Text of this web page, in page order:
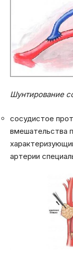
Шунтирование
сосудистое
вмешательства
артерии